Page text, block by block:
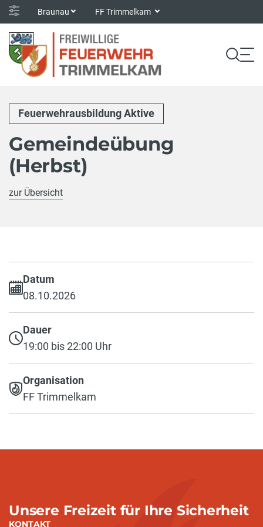
Braunau FF Trimmelkam
Feuerwehrausbildung Aktive
Gemeindeübung
(Herbst)
zur Übersicht
Datum
08.10.2026
Dauer
19:00 bis 22:00 Uhr
Organisation
FF Trimmelkam
Unsere Freizeit für Ihre Sicherheit
KONTAKT